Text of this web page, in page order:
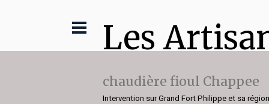
Les
chaudière fioul Chappee
Intervention sur Grand Fort Philippe et sa région